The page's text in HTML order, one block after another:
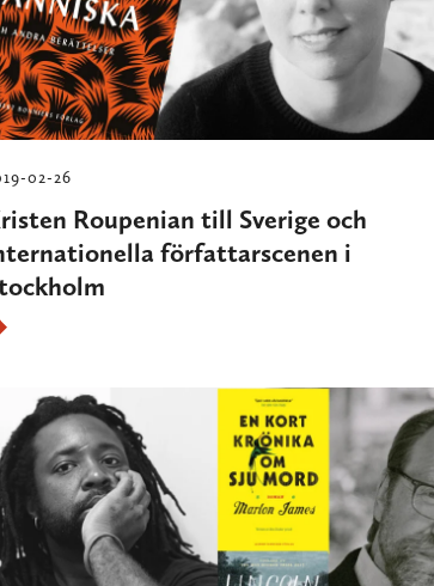
02-26
Roupenian till Sverige och
författarscenen i